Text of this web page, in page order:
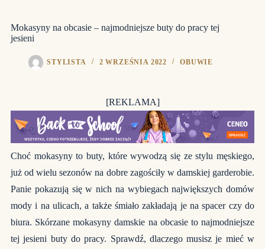
Mokasyny na obcasie – najmodniejsze buty do pracy tej
jesieni
STYLISTA 2 WRZEŚNIA 2022 OBUWIE
[REKLAMA]
Choć mokasyny to buty, które wywodzą się ze stylu męskiego,
już od wielu sezonów na dobre zagościły w damskiej garderobie.
Panie pokazują się w nich na wybiegach największych domów
mody i na ulicach, a także śmiało zakładają je na spacer czy do
biura. Skórzane mokasyny damskie na obcasie to najmodniejsze
tej jesieni buty do pracy. Sprawdź, dlaczego musisz je mieć w